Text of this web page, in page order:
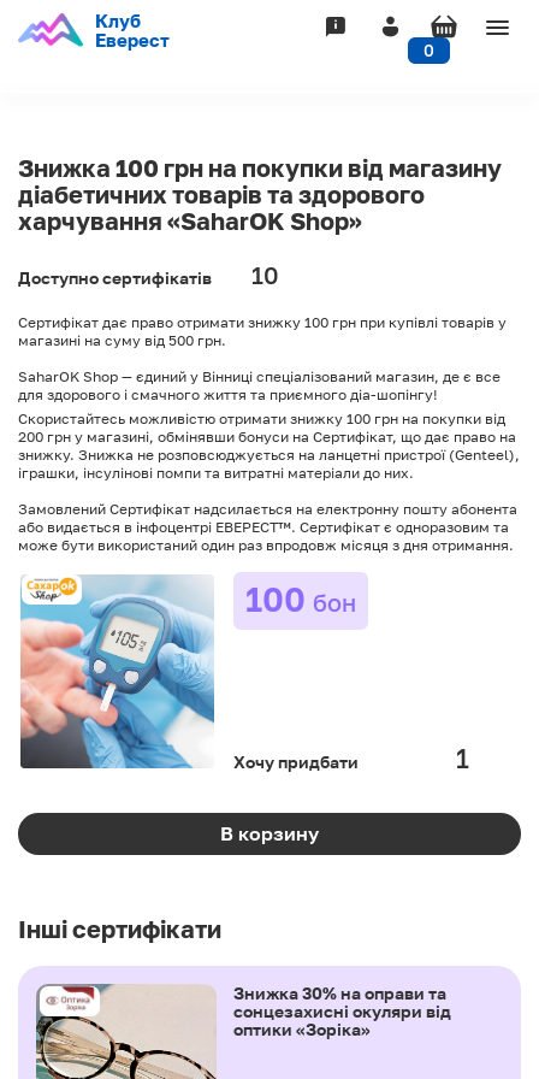
Клуб
Еверест
0
Знижка 100 грн на покупки від магазину
діабетичних товарів та здорового
харчування «SaharOK Shop»
Доступно сертифікатів 10
Сертифікат дає право отримати знижку 100 грн при купівлі товарів у
магазині на суму від 500 грн.
SaharOK Shop — єдиний у Вінниці спеціалізований магазин, де є все
для здорового і смачного життя та приємного діа-шопінгу!
Скористайтесь можливістю отримати знижку 100 грн на покупки від
200 грн у магазині, обмінявши бонуси на Сертифікат, що дає право на
знижку. Знижка не розповсюджується на ланцетні пристрої (Genteel),
іграшки, інсулінові помпи та витратні матеріали до них.
Замовлений Сертифікат надсилається на електронну пошту абонента
або видається в інфоцентрі ЕВЕРЕСТ™. Сертифікат є одноразовим та
може бути використаний один раз впродовж місяця з дня отримання.
100 бон
Хочу придбати
В корзину
Інші сертифікати
Знижка 30% на оправи та
сонцезахисні окуляри від
оптики «Зоріка»